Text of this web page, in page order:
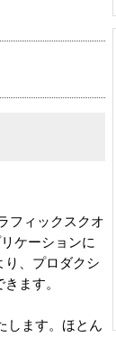
フィックスクオ
ケーションに
り、プロダクシ
ます。
します。ほとん